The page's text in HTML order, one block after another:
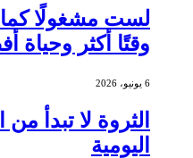
وقتًا أكثر وحياة
6 يونيو، 2026
الثروة لا تبدأ
اليومية